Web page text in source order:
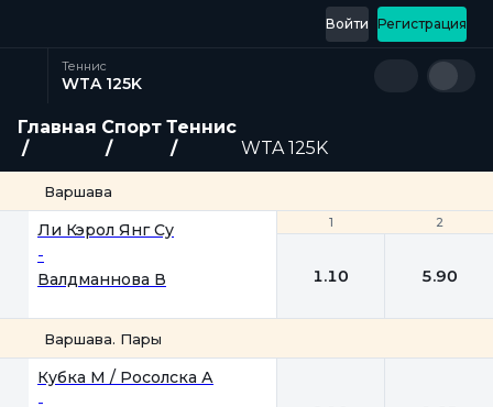
Регистрация
Войти
Теннис
WTA 125K
Главная Спорт Теннис
WTA 125K
Варшава
1 2
Ли Кэрол Янг Су
-
Валдманнова В
1 2
1.10 5.90
Варшава. Пары
Кубка М / Росолска А
-